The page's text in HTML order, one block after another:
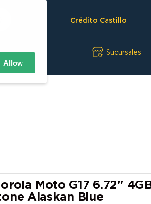
Crédito Castillo
Sucursales
Moto G17 6.72"
Alaskan Blue
Allow